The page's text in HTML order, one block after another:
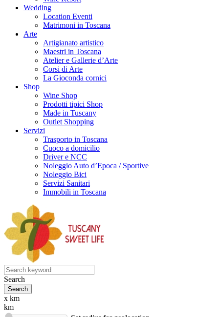
Wedding
Location Eventi
Matrimoni in Toscana
Arte
Artigianato artistico
Maestri in Toscana
Atelier e Gallerie d’Arte
Corsi di Arte
La Gioconda cornici
Shop
Wine Shop
Prodotti tipici Shop
Made in Tuscany
Outlet Shopping
Servizi
Trasporto in Toscana
Cuoco a domicilio
Driver e NCC
Noleggio Auto d’Epoca / Sportive
Noleggio Bici
Servizi Sanitari
Immobili in Toscana
Search
x km
km